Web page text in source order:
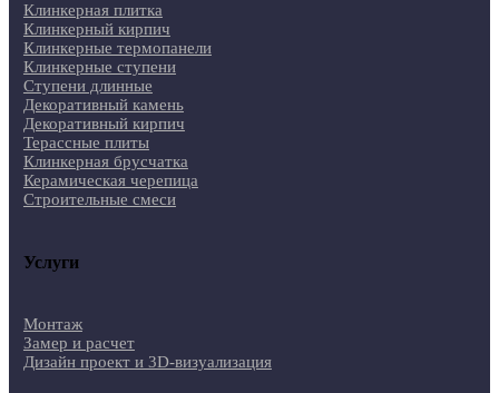
Клинкерная плитка
Клинкерный кирпич
Клинкерные термопанели
Клинкерные ступени
Ступени длинные
Декоративный камень
Декоративный кирпич
Терассные плиты
Клинкерная брусчатка
Керамическая черепица
Строительные смеси
Услуги
Монтаж
Замер и расчет
Дизайн проект и 3D-визуализация